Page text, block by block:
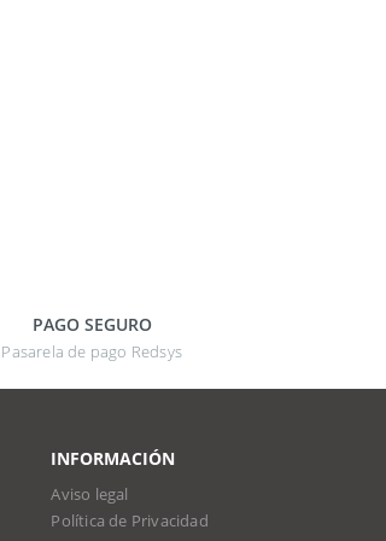
PAGO SEGURO
Pasarela de pago Redsys
INFORMACIÓN
Aviso legal
Política de Privacidad